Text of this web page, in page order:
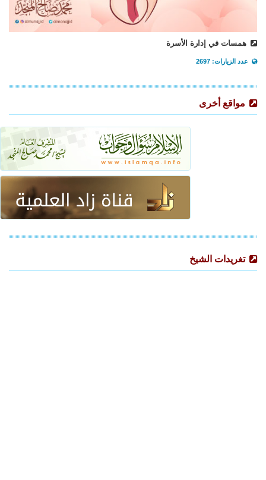
همسات في إدارة الأسرة
عدد الزيارات: 2697
مواقع أخرى
تغريدات الشيخ